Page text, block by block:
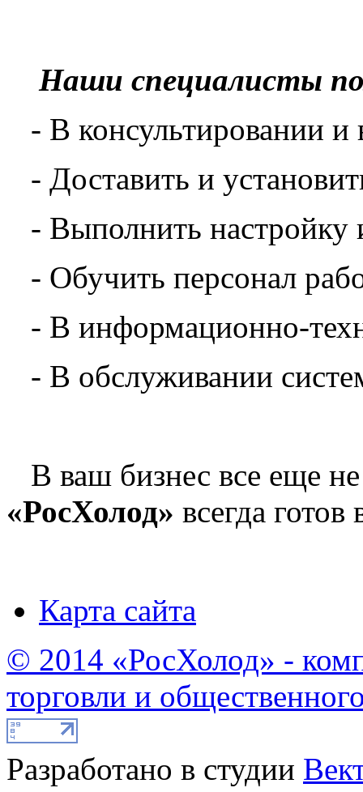
Наши специалисты
- В консультировании
- Доставить и
- Выполнить настройку
- Обучить персонал
- В информационно-
- В обслуживании
В ваш бизнес все еще не
«РосХолод» всегда
Карта сайта
© 2014 «РосХолод» -
торговли и
Разработано в студии